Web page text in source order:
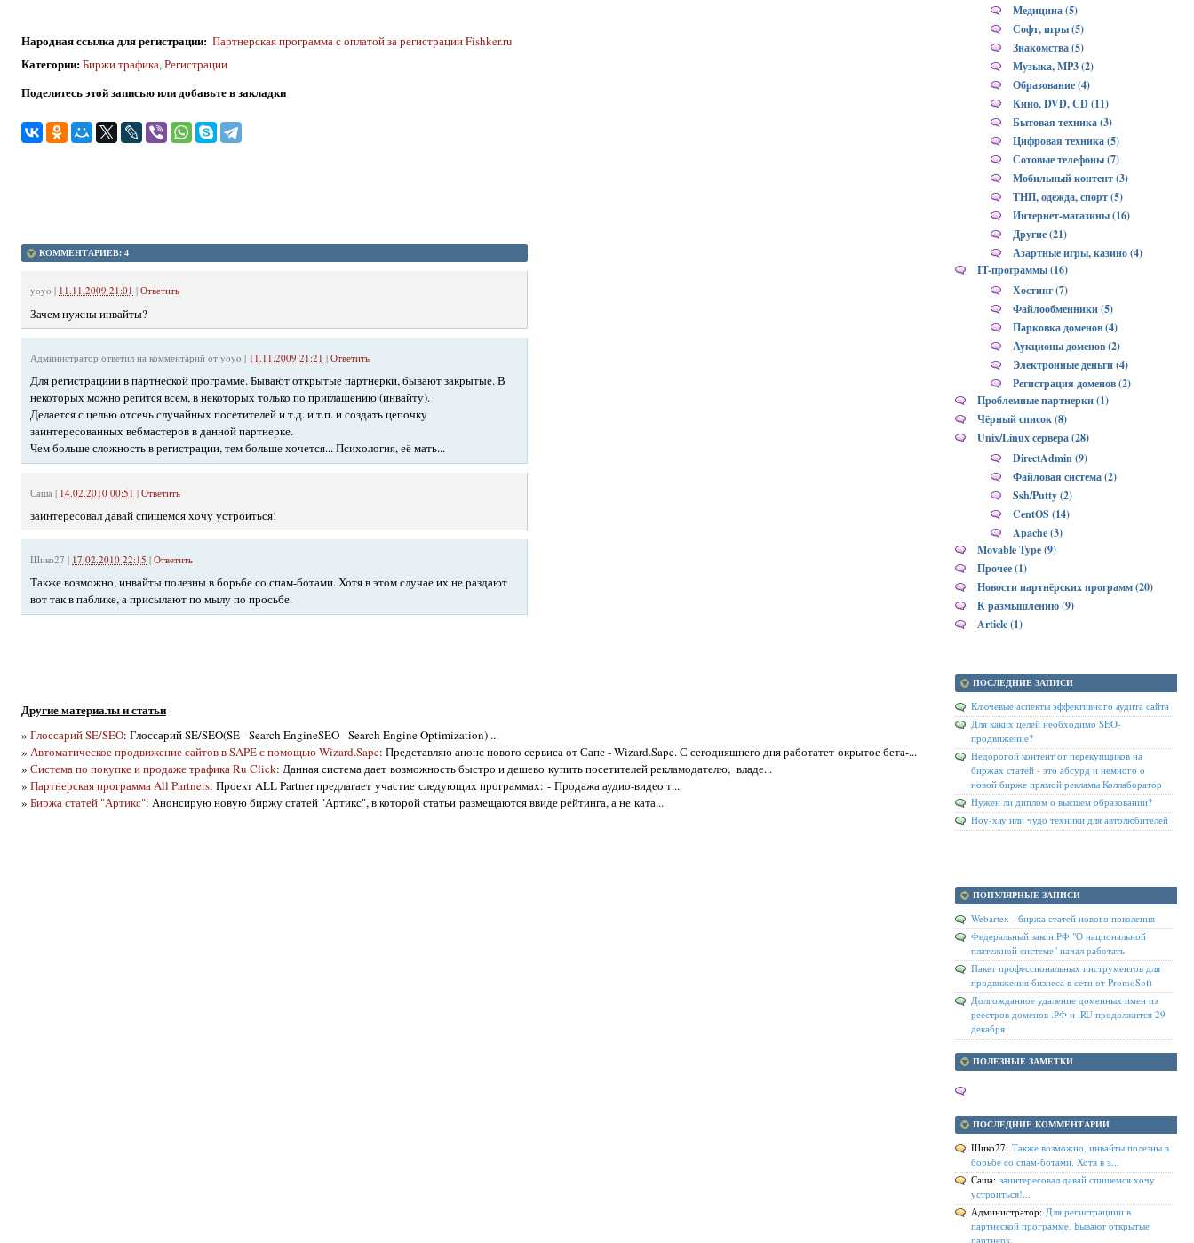
Народная ссылка для регистрации: Партнерская программа с оплатой за регистрации Fishker.ru
Категории:Биржи трафика,Регистрации
Поделитесь этой записью или добавьте в закладки
КОММЕНТАРИЕВ: 4
yoyo | 11.11.2009 21:01 | Ответить
Зачем нужны инвайты?
Администратор ответил на комментарий от yoyo | 11.11.2009 21:21 | Ответить
Для регистрациии в партнеской программе. Бывают открытые партнерки, бывают закрытые. В
некоторых можно регится всем, в некоторых только по приглашению (инвайту).
Делается с целью отсечь случайных посетителей и т.д. и т.п. и создать цепочку
заинтересованных вебмастеров в данной партнерке.
Чем больше сложность в регистрации, тем больше хочется... Психология, её мать...
Саша | 14.02.2010 00:51 | Ответить
заинтересовал давай спишемся хочу устроиться!
Шико27 | 17.02.2010 22:15 | Ответить
Также возможно, инвайты полезны в борьбе со спам-ботами. Хотя в этом случае их не раздают
вот так в паблике, а присылают по мылу по просьбе.
Другие материалы и статьи
» Глоссарий SE/SEO: Глоссарий SE/SEO(SE - Search EngineSEO - Search Engine Optimization) ...
» Автоматическое продвижение сайтов в SAPE с помощью Wizard.Sape: Представляю анонс нового сервиса от Сапе - Wizard.Sape. С сегодняшнего дня работатет окрытое бета-...
» Система по покупке и продаже трафика Ru Click: Данная система дает возможность быстро и дешево купить посетителей рекламодателю, владе...
» Партнерская программа All Partners: Проект ALL Partner предлагает участие следующих программах: - Продажа аудио-видео т...
» Биржа статей "Артикс": Анонсирую новую биржу статей "Артикс", в которой статьи размещаются ввиде рейтинга, а не ката...
Медицина (5)
Софт, игры (5)
Знакомства (5)
Музыка, MP3 (2)
Образование (4)
Кино, DVD, CD (11)
Бытовая техника (3)
Цифровая техника (5)
Сотовые телефоны (7)
Мобильный контент (3)
ТНП, одежда, спорт (5)
Интернет-магазины (16)
Другие (21)
Азартные игры, казино (4)
IT-программы (16)
Хостинг (7)
Файлообменники (5)
Парковка доменов (4)
Аукционы доменов (2)
Электронные деньги (4)
Регистрация доменов (2)
Проблемные партнерки (1)
Чёрный список (8)
Unix/Linux сервера (28)
DirectAdmin (9)
Файловая система (2)
Ssh/Putty (2)
CentOS (14)
Apache (3)
Movable Type (9)
Прочее (1)
Новости партнёрских программ (20)
К размышлению (9)
Article (1)
ПОСЛЕДНИЕ ЗАПИСИ
Ключевые аспекты эффективного аудита сайта
Для каких целей необходимо SEO-
продвижение?
Недорогой контент от перекупщиков на
биржах статей - это абсурд и немного о
новой бирже прямой рекламы Коллаборатор
Нужен ли диплом о высшем образовании?
Ноу-хау или чудо техники для автолюбителей
ПОПУЛЯРНЫЕ ЗАПИСИ
Webartex - биржа статей нового поколения
Федеральный закон РФ "О национальной
платежной системе" начал работать
Пакет профессиональных инструментов для
продвижения бизнеса в сети от PromoSoft
Долгожданное удаление доменных имен из
реестров доменов .РФ и .RU продолжится 29
декабря
ПОЛЕЗНЫЕ ЗАМЕТКИ
ПОСЛЕДНИЕ КОММЕНТАРИИ
Шико27: Также возможно, инвайты полезны в
борьбе со спам-ботами. Хотя в э...
Саша: заинтересовал давай спишемся хочу
устроиться!...
Администратор: Для регистрациии в
партнеской программе. Бывают открытые
партнерк...